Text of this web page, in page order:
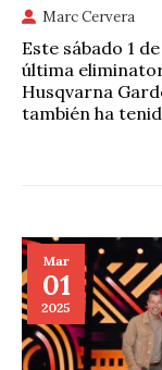
Marc Cervera
Este sábado 1
última
Husqvarna
también ha
Mar
01
2025